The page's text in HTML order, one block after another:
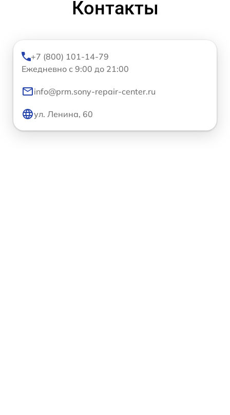
Контакты
+7 (800) 101-14-79
Ежедневно с 9:00 до 21:00
info@prm.sony-repair-center.ru
ул. Ленина, 60